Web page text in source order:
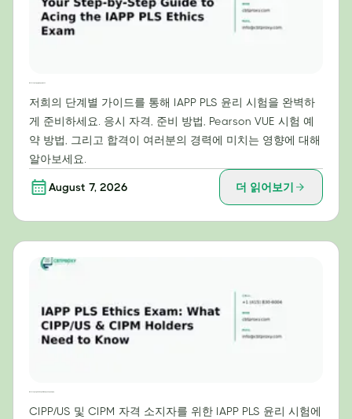
저희의 단계별 가이드를 통해 IAPP PLS 윤리 시험을 완벽하
게 준비하세요. 응시 자격, 준비 방법, Pearson VUE 시험 예
약 방법, 그리고 합격이 여러분의 경력에 미치는 영향에 대해
알아보세요.
August 7, 2026 더 읽어보기
CIPP/US 및 CIPM 자격 소지자를 위한 IAPP PLS 윤리 시험에